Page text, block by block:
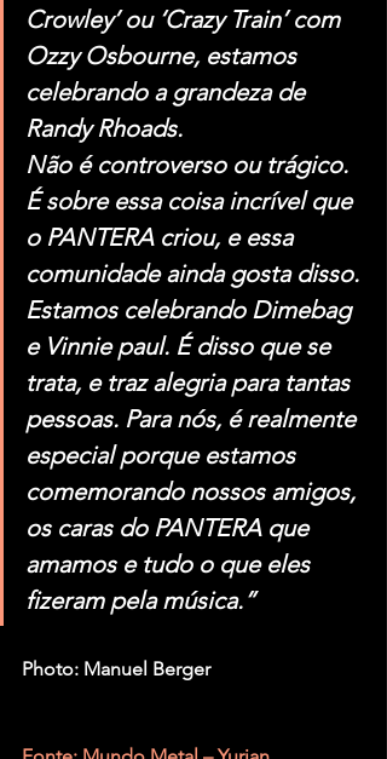
Crowley’ ou ‘Crazy Train’ com
Ozzy Osbourne, estamos
celebrando a grandeza de
Randy Rhoads.
Não é controverso ou trágico.
É sobre essa coisa incrível que
o PANTERA criou, e essa
comunidade ainda gosta disso.
Estamos celebrando Dimebag
e Vinnie paul. É disso que se
trata, e traz alegria para tantas
pessoas. Para nós, é realmente
especial porque estamos
comemorando nossos amigos,
os caras do PANTERA que
amamos e tudo o que eles
fizeram pela música.”
Photo: Manuel Berger